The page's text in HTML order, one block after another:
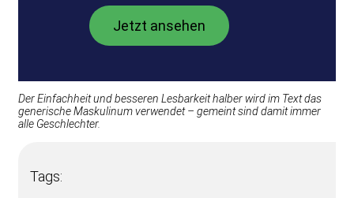
Jetzt ansehen
Der Einfachheit und besseren Lesbarkeit halber wird im Text das
generische Maskulinum verwendet – gemeint sind damit immer
alle Geschlechter.
Tags: